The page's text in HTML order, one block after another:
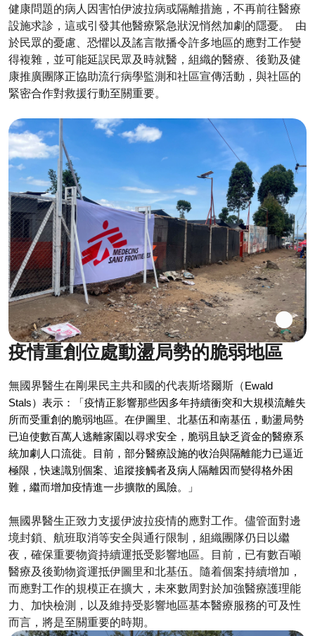
健康問題的病人因害怕伊波拉病或隔離措施，不再前往醫療
設施求診，這或引發其他醫療緊急狀況悄然加劇的隱憂。 由
於民眾的憂慮、恐懼以及謠言散播令許多地區的應對工作變
得複雜，並可能延誤民眾及時就醫，組織的醫療、後勤及健
康推廣團隊正協助流行病學監測和社區宣傳活動，與社區的
緊密合作對救援行動至關重要。
疫情重創位處動盪局勢的脆弱地區
無國界醫生在剛果民主共和國的代表斯塔爾斯（ Ewald
Stals）表示：「疫情正影響那些因多年持續衝突和大規模流離失
所而受重創的脆弱地區。在伊圖里、北基伍和南基伍，動盪局勢
已迫使數百萬人逃離家園以尋求安全，脆弱且缺乏資金的醫療系
統加劇人口流徙。目前，部分醫療設施的收治與隔離能力已逼近
極限，快速識別個案、追蹤接觸者及病人隔離因而變得格外困
難，繼而增加疫情進一步擴散的風險。」
無國界醫生正致力支援伊波拉疫情的應對工作。儘管面對邊
境封鎖、航班取消等安全與通行限制，組織團隊仍日以繼
夜，確保重要物資持續運抵受影響地區。目前，已有數百噸
醫療及後勤物資運抵伊圖里和北基伍。隨着個案持續增加，
而應對工作的規模正在擴大，未來數周對於加強醫療護理能
力、加快檢測，以及維持受影響地區基本醫療服務的可及性
而言，將是至關重要的時期。